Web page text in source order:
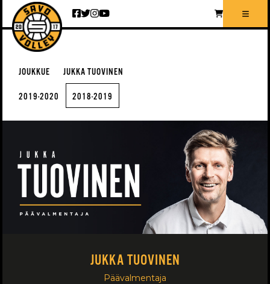
Siirry sisältöön
JOUKKUE JUKKA TUOVINEN
2019-2020 2018-2019
JUKKA TUOVINEN
Päävalmentaja